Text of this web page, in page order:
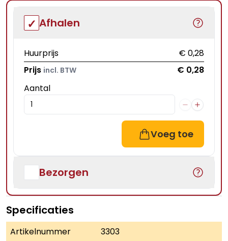
Afhalen
Huurprijs
€ 0,28
Prijs incl. BTW
€ 0,28
Aantal
Voeg toe
Bezorgen
Specificaties
Artikelnummer
3303